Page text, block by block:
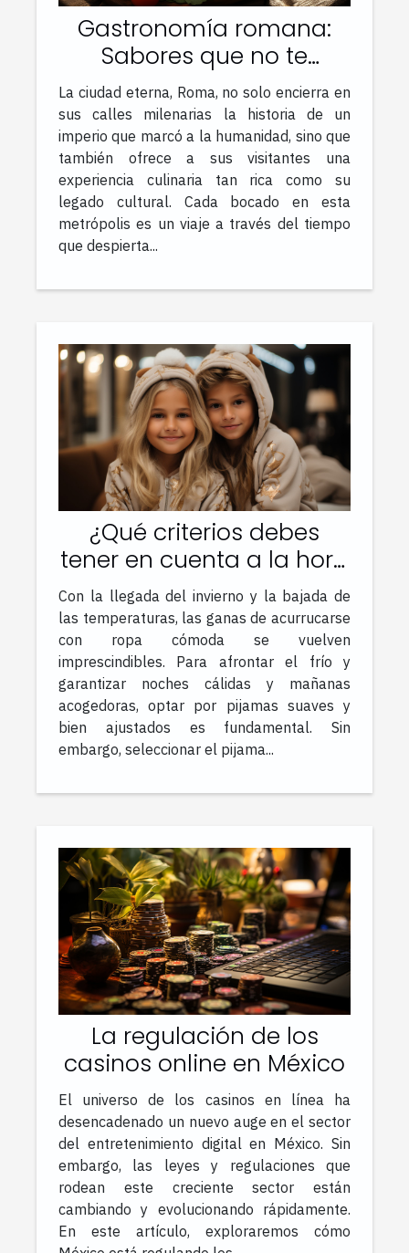
Gastronomía romana:
Sabores que no te
puedes perder en tu
visita a Roma
La ciudad eterna, Roma, no solo encierra en
sus calles milenarias la historia de un
imperio que marcó a la humanidad, sino que
también ofrece a sus visitantes una
experiencia culinaria tan rica como su
legado cultural. Cada bocado en esta
metrópolis es un viaje a través del tiempo
que despierta...
¿Qué criterios debes
tener en cuenta a la hora
de elegir un pijama de
invierno ?
Con la llegada del invierno y la bajada de
las temperaturas, las ganas de acurrucarse
con ropa cómoda se vuelven
imprescindibles. Para afrontar el frío y
garantizar noches cálidas y mañanas
acogedoras, optar por pijamas suaves y
bien ajustados es fundamental. Sin
embargo, seleccionar el pijama...
La regulación de los
casinos online en México
El universo de los casinos en línea ha
desencadenado un nuevo auge en el sector
del entretenimiento digital en México. Sin
embargo, las leyes y regulaciones que
rodean este creciente sector están
cambiando y evolucionando rápidamente.
En este artículo, exploraremos cómo